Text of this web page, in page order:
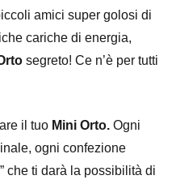
amici super golosi di
cariche di energia,
segreto! Ce n’è per tutti
il tuo Mini Orto. Ogni
ogni confezione
che ti darà la possibilità di